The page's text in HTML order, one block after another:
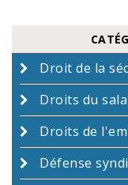
Droit de la
Droits du
Droits de
Défense